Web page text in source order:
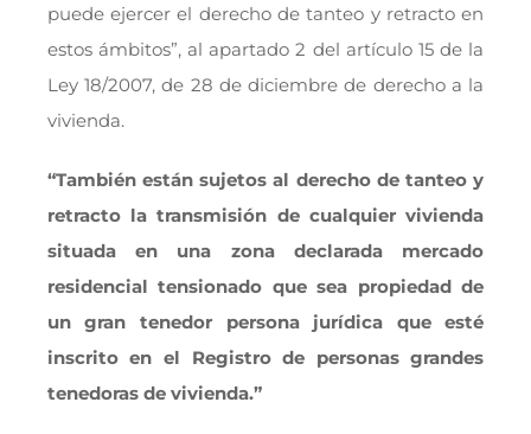
puede ejercer el derecho de tanteo y retracto en
estos ámbitos”, al apartado 2 del artículo 15 de la
Ley 18/2007, de 28 de diciembre de derecho a la
vivienda.
“También están sujetos al derecho de tanteo y
retracto la transmisión de cualquier vivienda
situada en una zona declarada mercado
residencial tensionado que sea propiedad de
un gran tenedor persona jurídica que esté
inscrito en el Registro de personas grandes
tenedoras de vivienda.”